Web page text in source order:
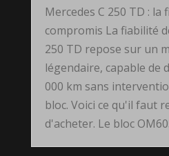
Mercedes C 250 TD : la
compromis La fiabilité
250 TD repose sur un
légendaire, capable de
000 km sans
bloc. Voici ce qu'il faut
d'acheter. Le bloc